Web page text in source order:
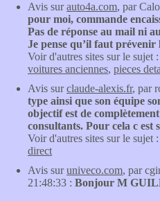
Avis surauto4a.com, par
pour moi, commande
Pas de réponse au mail ni
Je pense qu’il faut prévenir
Voir d'autres sites sur le sujet :
voitures anciennes, pieces
Avis surclaude-alexis.fr, par
type ainsi que son équipe
objectif est de
consultants. Pour cela c est
Voir d'autres sites sur le sujet :
direct
Avis suruniveco.com, par
21:48:33 : Bonjour M